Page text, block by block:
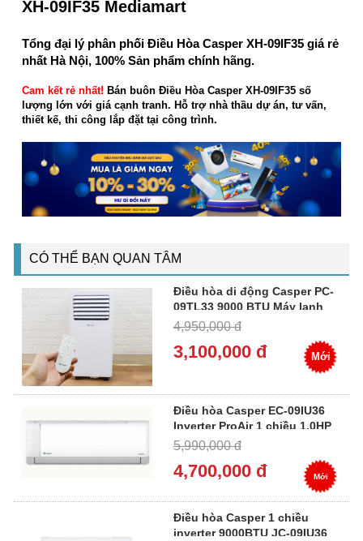
XH-09IF35 Mediamart
Tổng đại lý phân phối Điều Hòa Casper XH-09IF35 giá rẻ
nhất Hà Nội, 100% Sản phẩm chính hãng.
Cam kết rẻ nhất! Bán buôn Điều Hòa Casper XH-09IF35 số
lượng lớn với giá cạnh tranh. Hỗ trợ nhà thầu dự án, tư vấn,
thiết kế, thi công lắp đặt tại công trình.
CÓ THỂ BẠN QUAN TÂM
Điều hòa di động Casper PC-
09TL33 9000 BTU Máy lạnh
mini 1.0HP
4,950,000 đ
3,100,000 đ Mới
Điều hòa Casper EC-09IU36
Inverter ProAir 1 chiều 1.0HP
5,990,000 đ
4,700,000 đ Mới
Điều hòa Casper 1 chiều
inverter 9000BTU JC-09IU36